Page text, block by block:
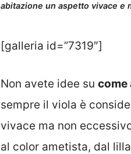
abitazione un aspetto vivace e
[galleria id=”7319″]
Non avete idee su come
sempre il viola è
vivace ma non
al color ametista, dal